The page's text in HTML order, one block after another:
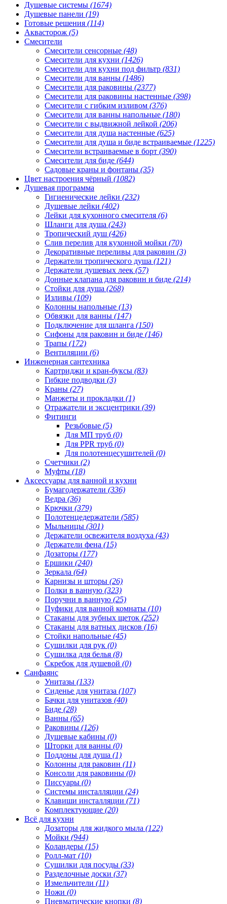
Душевые системы (1674)
Душевые панели (19)
Готовые решения (114)
Аквасторож (5)
Смесители
Смесители сенсорные (48)
Смесители для кухни (1426)
Смесители для кухни под фильтр (831)
Смесители для ванны (1486)
Смесители для раковины (2377)
Смесители для раковины настенные (398)
Смесители с гибким изливом (376)
Смесители для ванны напольные (180)
Смесители с выдвижной лейкой (206)
Смесители для душа настенные (625)
Смесители для душа и биде встраиваемые (1225)
Смесители встраиваемые в борт (390)
Смесители для биде (644)
Садовые краны и фонтаны (35)
Цвет настроения чёрный (1082)
Душевая программа
Гигиенические лейки (232)
Душевые лейки (402)
Лейки для кухонного смесителя (6)
Шланги для душа (243)
Тропический душ (426)
Слив перелив для кухонной мойки (70)
Декоративные переливы для раковин (3)
Держатели тропического душа (121)
Держатели душевых леек (57)
Донные клапана для раковин и биде (214)
Стойки для душа (268)
Изливы (109)
Колонны напольные (13)
Обвязки для ванны (147)
Подключение для шланга (150)
Сифоны для раковин и биде (146)
Трапы (172)
Вентиляции (6)
Инженерная сантехника
Картриджи и кран-буксы (83)
Гибкие подводки (3)
Краны (27)
Манжеты и прокладки (1)
Отражатели и эксцентрики (39)
Фитинги
Резьбовые (5)
Для МП труб (0)
Для PPR труб (0)
Для полотенцесушителей (0)
Счетчики (2)
Муфты (18)
Аксессуары для ванной и кухни
Бумагодержатели (336)
Ведра (36)
Крючки (379)
Полотенцедержатели (585)
Мыльницы (301)
Держатели освежителя воздуха (43)
Держатели фена (15)
Дозаторы (177)
Ершики (240)
Зеркала (64)
Карнизы и шторы (26)
Полки в ванную (323)
Поручни в ванную (25)
Пуфики для ванной комнаты (10)
Стаканы для зубных щеток (252)
Стаканы для ватных дисков (16)
Стойки напольные (45)
Сушилки для рук (0)
Сушилка для белья (8)
Скребок для душевой (0)
Санфаянс
Унитазы (133)
Сиденье для унитаза (107)
Бачки для унитазов (40)
Биде (28)
Ванны (65)
Раковины (126)
Душевые кабины (0)
Шторки для ванны (0)
Поддоны для душа (1)
Колонны для раковин (11)
Консоли для раковины (0)
Писсуары (0)
Системы инсталляции (24)
Клавиши инсталляции (71)
Комплектующие (20)
Всё для кухни
Дозаторы для жидкого мыла (122)
Мойки (944)
Коландеры (15)
Ролл-мат (10)
Сушилки для посуды (33)
Разделочные доски (37)
Измельчители (11)
Ножи (0)
Пневматические кнопки (8)